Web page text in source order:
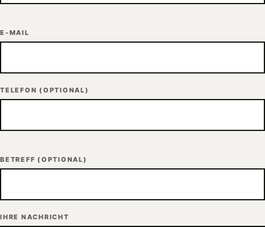
E-MAIL
TELEFON (OPTIONAL)
BETREFF (OPTIONAL)
IHRE NACHRICHT